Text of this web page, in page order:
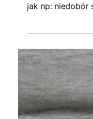
radzić?
jak np: niedobór
jak sobie z tymi